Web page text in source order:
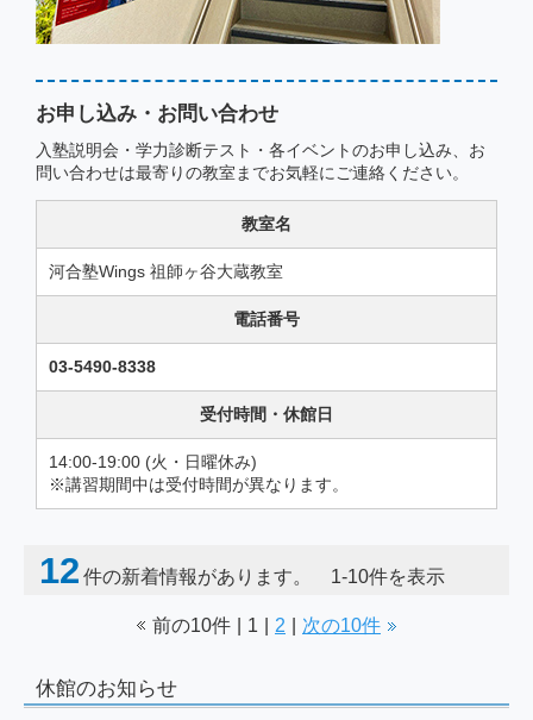
お申し込み・お問い合わせ
入塾説明会・学力診断テスト・各イベントのお申し込み、お
問い合わせは最寄りの教室までお気軽にご連絡ください。
教室名
河合塾Wings 祖師ヶ谷大蔵教室
電話番号
03-5490-8338
受付時間・休館日
14:00-19:00 (火・日曜休み)
※講習期間中は受付時間が異なります。
12 件の新着情報があります。 1-10件を表示
前の10件 1 2 次の10件
休館のお知らせ